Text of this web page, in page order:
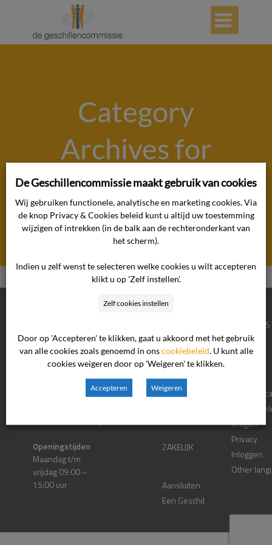

Category
Archives for
"Auteursrechte
n zakelijk"
Auteursrechten zakelijk
Postadres
Postbus 90600
2509 LP Den Haag
Openingstijden
Maandag t/m
vrijdag 09:00 –
15:00 uur
Klacht Indienen
Procesinformatie
Eerdere
ZAKELIJK
Aansluiten
Een Geschil
OVER ONS
Vragen
Privacy
Inloggen
Other
De Geschillencommissie maakt gebruik van cookies
Wij gebruiken functionele, analytische en marketing cookies. Via
de knop Privacy & Cookies beleid kunt u altijd uw toestemming
wijzigen of intrekken (in de balk aan de rechteronderkant van
het scherm).
Indien u zelf wenst te selecteren welke cookies u wilt accepteren
klikt u op 'Zelf instellen'.
Zelf cookies instellen
Door op 'Accepteren' te klikken, gaat u akkoord met het gebruik
van alle cookies zoals genoemd in onscookiebeleid. U kunt alle
cookies weigeren door op 'Weigeren' te klikken.
Accepteren Weigeren